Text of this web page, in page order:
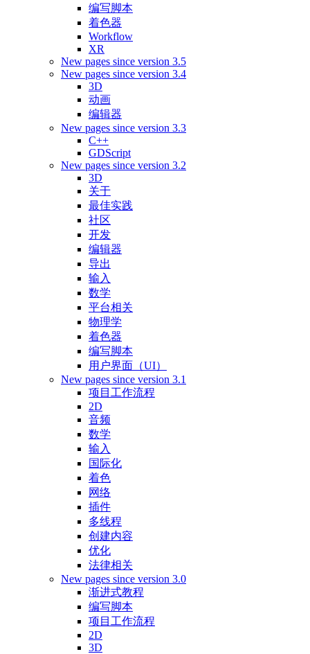
编写脚本
着色器
Workflow
XR
New pages since version 3.5
New pages since version 3.4
3D
动画
编辑器
New pages since version 3.3
C++
GDScript
New pages since version 3.2
3D
关于
最佳实践
社区
开发
编辑器
导出
输入
数学
平台相关
物理学
着色器
编写脚本
用户界面（UI）
New pages since version 3.1
项目工作流程
2D
音频
数学
输入
国际化
着色
网络
插件
多线程
创建内容
优化
法律相关
New pages since version 3.0
渐进式教程
编写脚本
项目工作流程
2D
3D